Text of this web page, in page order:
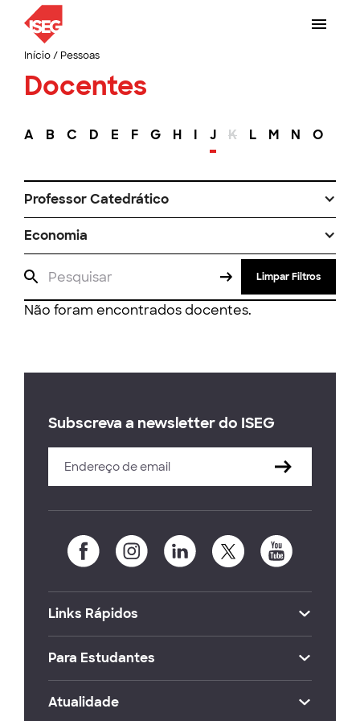
Início/ Pessoas
Docentes
A B C D E F G H I J K L M N O
Professor Catedrático
Economia
Limpar Filtros
Não foram encontrados docentes.
Subscreva a newsletter do ISEG
Links Rápidos
Para Estudantes
Atualidade